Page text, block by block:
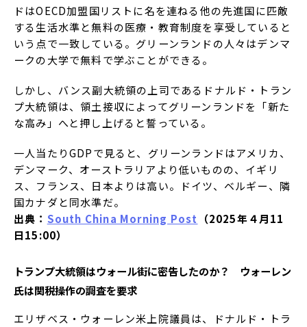
ドはOECD加盟国リストに名を連ねる他の先進国に匹敵
する生活水準と無料の医療・教育制度を享受していると
いう点で一致している。グリーンランドの人々はデンマ
ークの大学で無料で学ぶことができる。
しかし、バンス副大統領の上司であるドナルド・トラン
プ大統領は、領土接収によってグリーンランドを「新た
な高み」へと押し上げると誓っている。
一人当たりGDPで見ると、グリーンランドはアメリカ、
デンマーク、オーストラリアより低いものの、イギリ
ス、フランス、日本よりは高い。ドイツ、ベルギー、隣
国カナダと同水準だ。
出典： South China Morning Post
（2025年４月11
日15:00）
トランプ大統領はウォール街に密告したのか？ ウォーレン
氏は関税操作の調査を要求
エリザベス・ウォーレン米上院議員は、ドナルド・トラ